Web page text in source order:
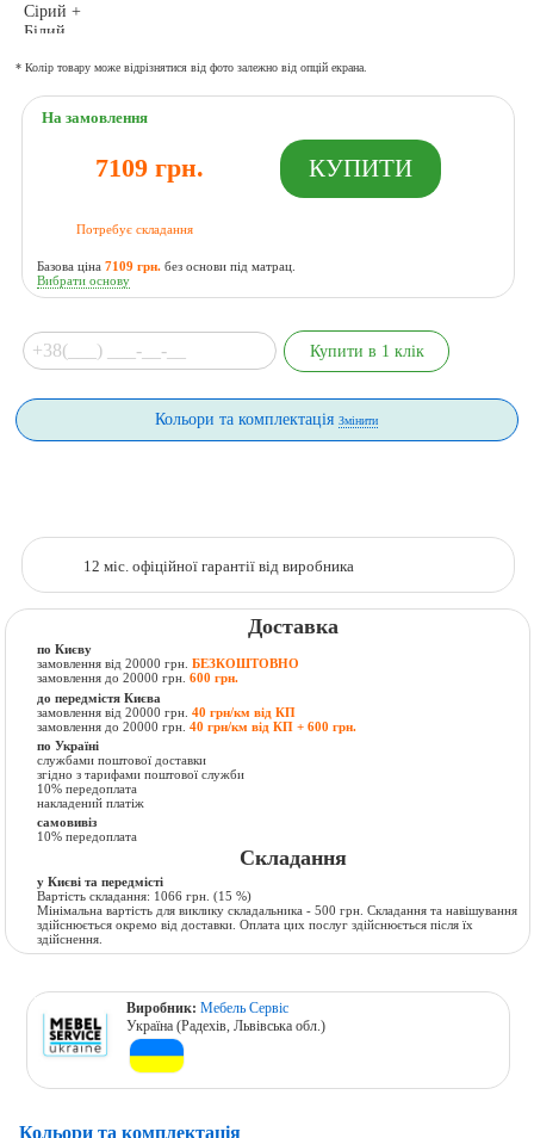
* Колір товару може відрізнятися від фото залежно від опцій екрана.
На замовлення
7109 грн.
Потребує складання
Базова ціна7109 грн. без основи під матрац.
Вибрати основу
Кольори та комплектаціяЗмінити
12 міс. офіційної гарантії від виробника
Доставка
по Києву
замовлення від 20000 грн.БЕЗКОШТОВНО
замовлення до 20000 грн.600 грн.
до передмістя Києва
замовлення від 20000 грн.40 грн/км від КП
замовлення до 20000 грн.40 грн/км від КП + 600 грн.
по Україні
службами поштової доставки
згідно з тарифами поштової служби
10% передоплата
накладений платіж
самовивіз
10% передоплата
Складання
у Києві та передмісті
Вартість складання: 1066 грн. (15 %)
Мінімальна вартість для виклику складальника - 500 грн. Складання та навішування
здійснюється окремо від доставки. Оплата цих послуг здійснюється після їх
здійснення.
Виробник:Мебель Сервіс
Україна (Радехів, Львівська обл.)
Кольори та комплектація